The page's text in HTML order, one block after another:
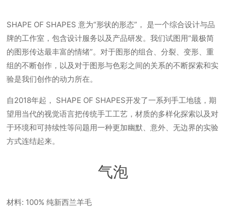
SHAPE OF SHAPES 意为“形状的形态”， 是一个综合设计与品
牌的工作室，包含设计服务以及产品研发。我们试图用“最极简
的图形传达最丰富的情绪”。对于图形的组合、分裂、变形、重
组的不断创作，以及对于图形与色彩之间的关系的不断探索和实
验是我们创作的动力所在。
自2018年起， SHAPE OF SHAPES开发了一系列手工地毯，期
望用当代的视觉语言把传统手工工艺，材质的多样化探索以及对
于环境和可持续性等问题用一种更加幽默、意外、无边界的实验
方式连结起来。
气泡
材料: 100% 纯新西兰羊毛